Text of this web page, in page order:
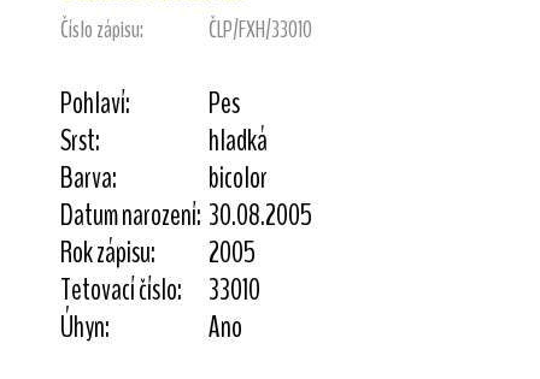
Číslo zápisu: ČLP/FXH/33010
Pohlaví:
Pes
Srst:
hladká
Barva:
bicolor
Datum narození: 30.08.2005
Rok zápisu:
2005
Tetovací číslo:
33010
Úhyn:
Ano